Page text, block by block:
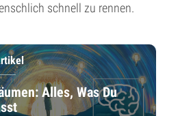
schnell zu rennen.
Alles, Was Du